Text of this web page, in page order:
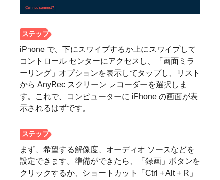
ステップ
iPhone で、下にスワイプするか上にスワイプして
コントロール センターにアクセスし、「画面ミラ
ーリング」オプションを表示してタップし、リスト
から AnyRec スクリーン レコーダーを選択しま
す。これで、コンピューターに iPhone の画面が表
示されるはずです。
まず、希望する解像度、オーディオ ソースなどを
設定できます。準備ができたら、「録画」ボタンを
クリックするか、ショートカット「Ctrl + Alt + R」